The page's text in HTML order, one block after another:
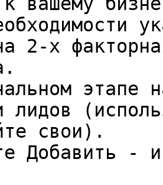
2-х
этапе
лидов
свои).
Добавить -